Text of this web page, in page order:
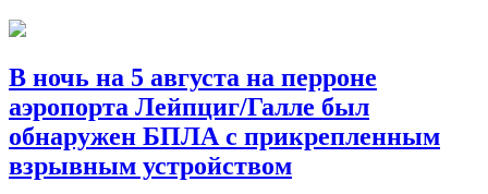
В ночь на 5 августа на перроне
аэропорта Лейпциг/Галле был
обнаружен БПЛА с прикрепленным
взрывным устройством